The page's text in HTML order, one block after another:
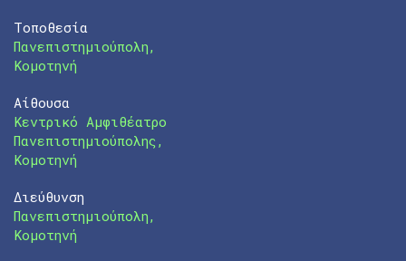
Τοποθεσία
Πανεπιστημιούπολη,
Κομοτηνή
Αίθουσα
Κεντρικό Αμφιθέατρο
Πανεπιστημιούπολης,
Κομοτηνή
Διεύθυνση
Πανεπιστημιούπολη,
Κομοτηνή